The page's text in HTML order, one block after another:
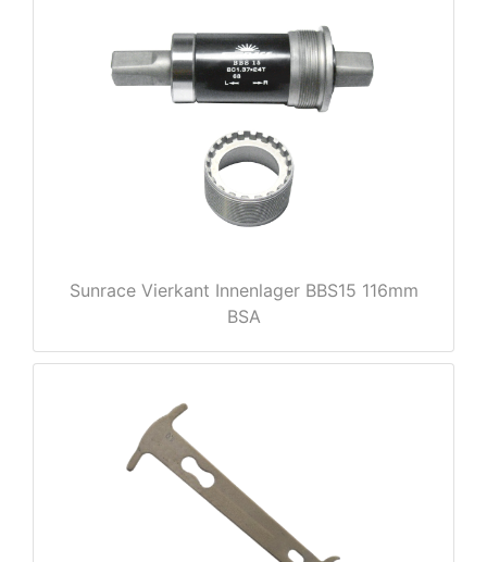
Sunrace Vierkant Innenlager BBS15 116mm
BSA